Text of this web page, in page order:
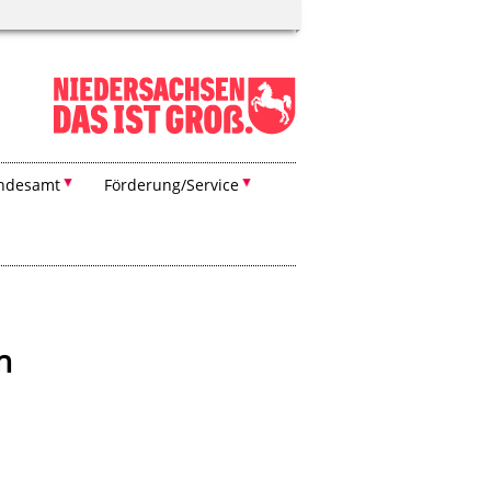
Förderung/Service